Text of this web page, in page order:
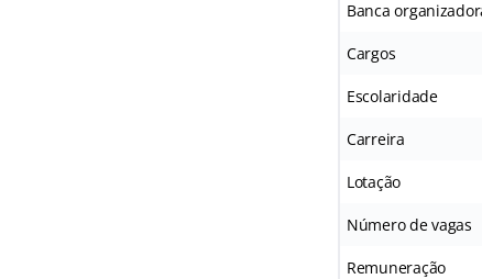
Banca
Cargos
Escolaridade
Carreira
Lotação
Número de vagas
Remuneração